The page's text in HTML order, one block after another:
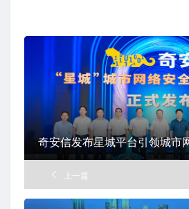
奇安信发布星城平台引领城市
上一篇